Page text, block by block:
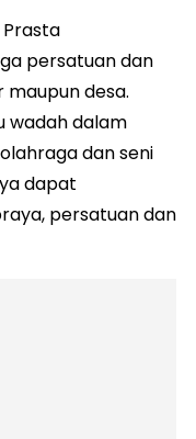
persatuan dan
desa.
wadah dalam
dan seni
dapat
persatuan dan